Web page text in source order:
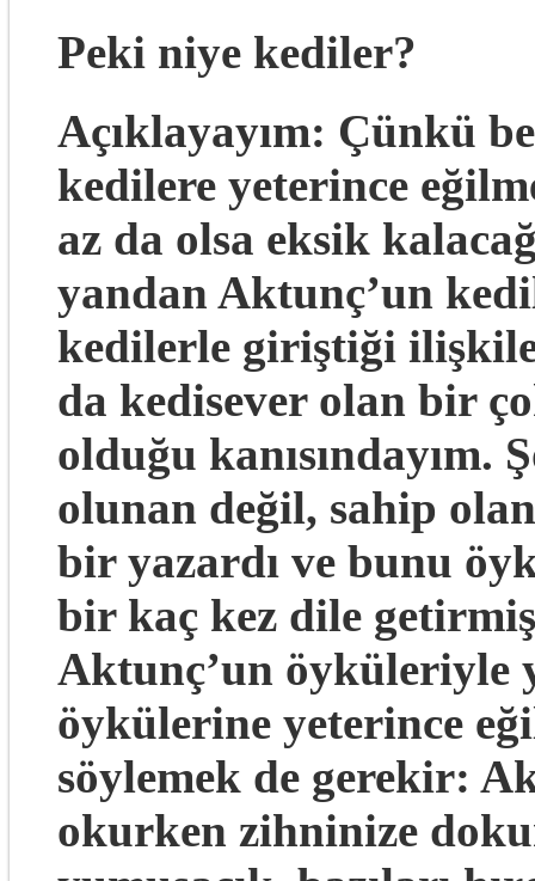
Peki niye kediler?
Açıklayayım: Çünkü
kedilere yeterince
az da olsa eksik
yandan Aktunç’un
kedilerle giriştiği
da kedisever olan bir
olduğu
olunan değil, sahip
bir yazardı ve bunu
bir kaç kez dile
Aktunç’un öyküleriyle
öykülerine yeterince
söylemek de gerekir:
okurken zihninize